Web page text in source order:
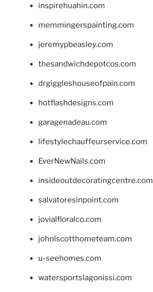
inspirehuahin.com
memmingerspainting.com
jeremypbeasley.com
thesandwichdepotcos.com
drgiggleshouseofpain.com
hotflashdesigns.com
garagenadeau.com
lifestylechauffeurservice.com
EverNewNails.com
insideoutdecoratingcentre.com
salvatoresinpoint.com
jovialfloralco.com
johnlscotthometeam.com
u-seehomes.com
watersportslagonissi.com